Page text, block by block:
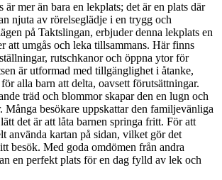
är mer än bara en lekplats; det är en plats där
njuta av rörelseglädje i en trygg och
på Taktslingan, erbjuder denna lekplats en
att umgås och leka tillsammans. Här finns
rutschkanor och öppna ytor för
är utformad med tillgänglighet i åtanke,
alla barn att delta, oavsett förutsättningar.
träd och blommor skapar den en lugn och
Många besökare uppskattar den familjevänliga
det är att låta barnen springa fritt. För att
använda kartan på sidan, vilket gör det
besök. Med goda omdömen från andra
en perfekt plats för en dag fylld av lek och